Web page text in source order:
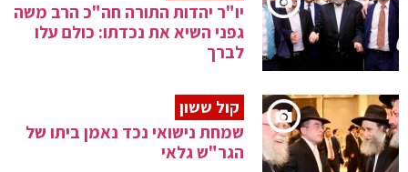
יו"ר יהדות התורה חה"כ הרב משה
גפני השיא את נכדתו: כולם עלו
לברך
קול ששון
שמחת נישואי נכד נאמן ביתו של
הגר"ש גלאי